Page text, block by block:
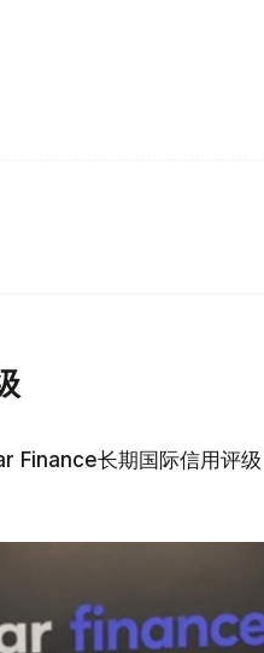
Finance长期国际信用评级